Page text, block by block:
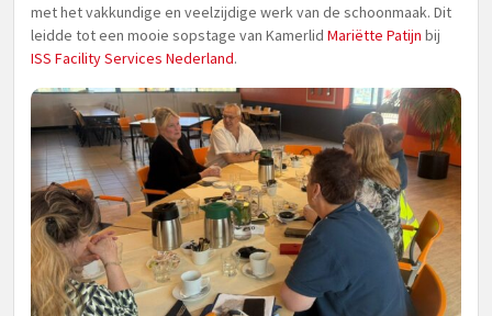
met het vakkundige en veelzijdige werk van de schoonmaak. Dit
leidde tot een mooie sopstage van Kamerlid Mariëtte Patijn bij
ISS Facility Services Nederland.